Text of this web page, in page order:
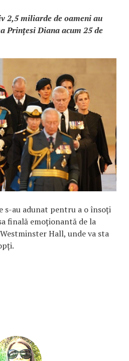
2,5 miliarde de oameni au
Prințesi Diana acum 25 de
s-au adunat pentru a o însoți
finală emoționantă de la
Hall, unde va sta